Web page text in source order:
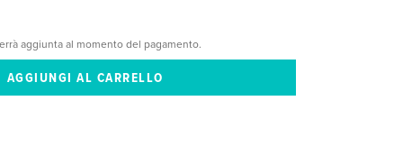
aggiunta al momento del pagamento.